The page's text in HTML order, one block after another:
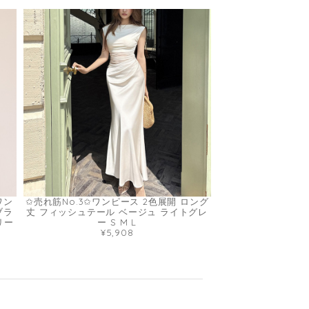
ン
ー
✩売れ筋No.3✩ワンピース 2色展開 ロング
丈 フィッシュテール ベージュ ライトグレ
ー S M L
¥5,908